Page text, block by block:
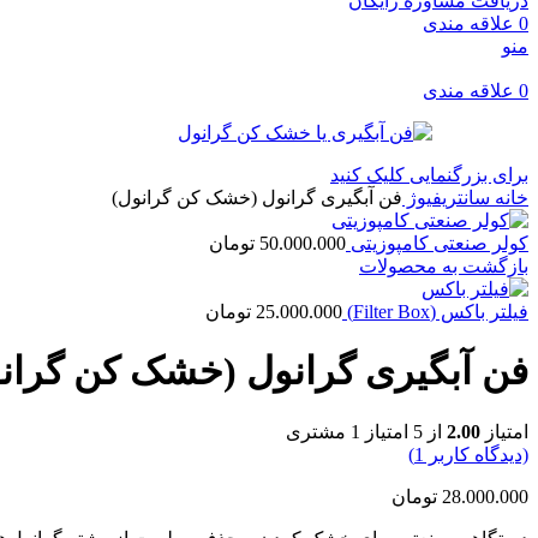
0 علاقه مندی
منو
0 علاقه مندی
برای بزرگنمایی کلیک کنید
خانه سانتریفیوژ فن آبگیری گرانول (خشک کن گرانول)
کولر صنعتی کامپوزیتی 50.000.000 تومان
بازگشت به محصولات
فیلتر باکس (Filter Box) 25.000.000 تومان
فن آبگیری گرانول (خشک کن
امتیاز 2.00 از 5 امتیاز 1 مشتری
(دیدگاه کاربر
1
)
28.000.000 تومان